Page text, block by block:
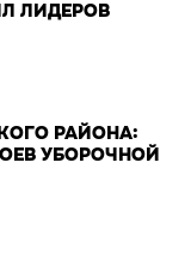
ЛИДЕРОВ
РАЙОНА:
УБОРОЧНОЙ